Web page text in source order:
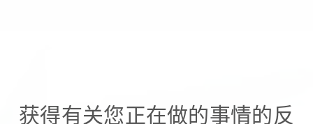
获得有关您正在做的事情的反